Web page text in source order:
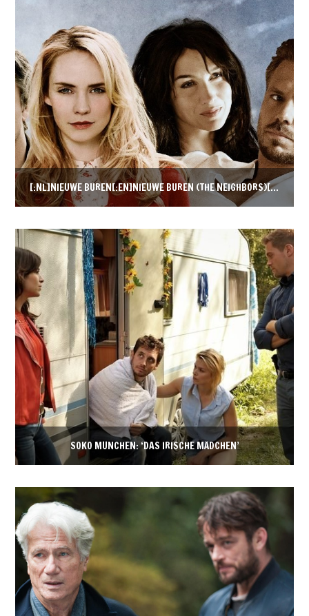
[:NL]NIEUWE BUREN[:EN]NIEUWE BUREN (THE NEIGHBORS)[:DE]NIEUWE BUREN (DER NACHBARN)[:]
SOKO MÜNCHEN: ‘DAS IRISCHE MÄDCHEN’